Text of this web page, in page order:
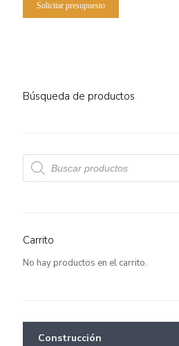
Solicitar presupuesto
Búsqueda de productos
Búsqueda
de
productos
Carrito
No hay productos en el carrito.
Construcción